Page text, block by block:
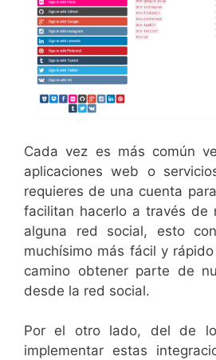
Cada vez es más común
aplicaciones web o
requieres de una cuenta
facilitan hacerlo a través de
alguna red social, esto
muchísimo más fácil y
camino obtener parte de
desde la red social.
Por el otro lado, del de
implementar estas